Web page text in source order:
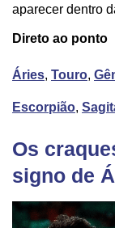
aparecer dentro
Direto ao ponto
Áries, Touro,
Escorpião,
Os
signo de